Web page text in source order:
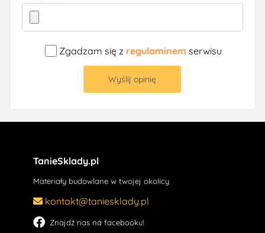
Zgadzam się z regulaminem serwisu
Wyślij opinię
TanieSklady.pl
Materiały budowlane w twojej okolicy
kontakt@taniesklady.pl
Znajdź nas na facebooku!